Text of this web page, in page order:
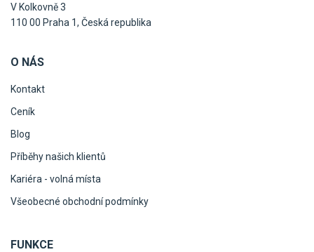
V Kolkovně 3
110 00 Praha 1, Česká republika
O NÁS
Kontakt
Ceník
Blog
Příběhy našich klientů
Kariéra - volná místa
Všeobecné obchodní podmínky
FUNKCE